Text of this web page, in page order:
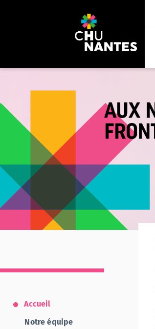
Accueil
Notre équipe